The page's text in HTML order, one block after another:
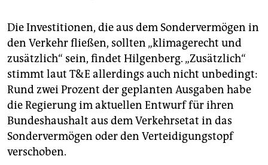
Die Investitionen, die aus dem Sondervermögen in
den Verkehr fließen, sollten „klimagerecht und
zusätzlich“ sein, findet Hilgenberg. „Zusätzlich“
stimmt laut T&E allerdings auch nicht unbedingt:
Rund zwei Prozent der geplanten Ausgaben habe
die Regierung im aktuellen Entwurf für ihren
Bundeshaushalt aus dem Verkehrsetat in das
Sondervermögen oder den Verteidigungstopf
verschoben.